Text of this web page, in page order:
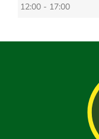
12:00 - 17:00